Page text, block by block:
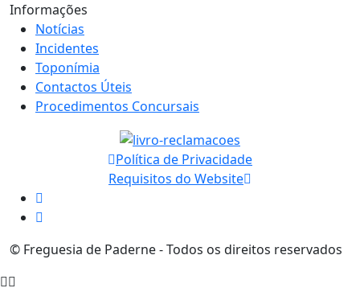
Informações
Notícias
Incidentes
Toponímia
Contactos Úteis
Procedimentos Concursais
Política de Privacidade
Requisitos do Website
© Freguesia de Paderne - Todos os direitos reservados